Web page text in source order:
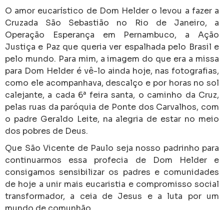
O amor eucarístico de Dom Helder o levou a fazer a
Cruzada São Sebastião no Rio de Janeiro, a
Operação Esperança em Pernambuco, a Ação
Justiça e Paz que queria ver espalhada pelo Brasil e
pelo mundo. Para mim, a imagem do que era a missa
para Dom Helder é vê-lo ainda hoje, nas fotografias,
como ele acompanhava, descalço e por horas no sol
calejante, a cada 6ª feira santa, o caminho da Cruz,
pelas ruas da paróquia de Ponte dos Carvalhos, com
o padre Geraldo Leite, na alegria de estar no meio
dos pobres de Deus.
Que São Vicente de Paulo seja nosso padrinho para
continuarmos essa profecia de Dom Helder e
consigamos sensibilizar os padres e comunidades
de hoje a unir mais eucaristia e compromisso social
transformador, a ceia de Jesus e a luta por um